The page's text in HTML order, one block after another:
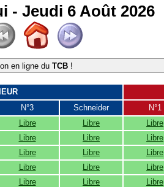
- Jeudi 6 Août 2026
en ligne du TCB !
N°3 Schneider N°1
Libre Libre Libre
Libre Libre Libre
Libre Libre Libre
Libre Libre Libre
Libre Libre Libre